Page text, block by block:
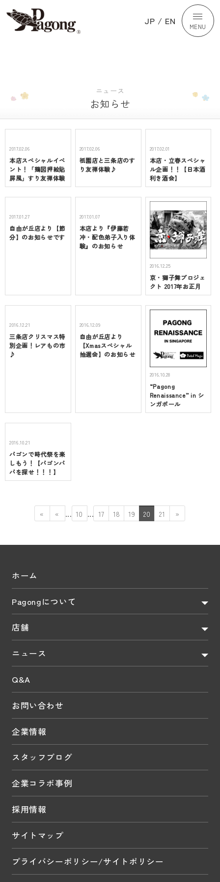
JP / EN MENU
ニュース
お知らせ
2017.02.06
本店スペシャルイベ
ント！「鶏図押絵貼
屏風」すり友禅体験
2017.02.06
祇園店と三条店のす
り友禅体験♪
2017.02.01
本店・立春スペシャ
ル企画！！【日本酒
利き酒会】
2017.01.27
自由が丘店より【節
分】のお知らせです
2017.01.07
本店より『伊藤若
冲・配色弟子入り体
験』のお知らせ
2016.12.25
京・獅子舞プロジェ
クト 2017年お正月
2016.12.21
三条店クリスマス特
別企画！レアもの市
♪
2016.12.09
自由が丘店より
【Xmasスペシャル
抽選会】のお知らせ
2016.10.28
“Pagong
Renaissance” in シ
ンガポール
2016.10.21
パゴンで時代祭を楽
しもう！【パゴンパ
パを探せ！！！】
« « ... 10 ... 17 18 19 20 21 »
ホーム
Pagongについて
店舗
ニュース
Q&A
お問い合わせ
企業情報
スタッフブログ
企業コラボ事例
採用情報
サイトマップ
プライバシーポリシー/サイトポリシー